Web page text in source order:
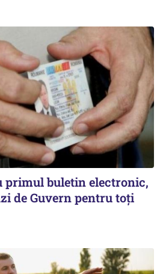
primul buletin electronic,
de Guvern pentru toți